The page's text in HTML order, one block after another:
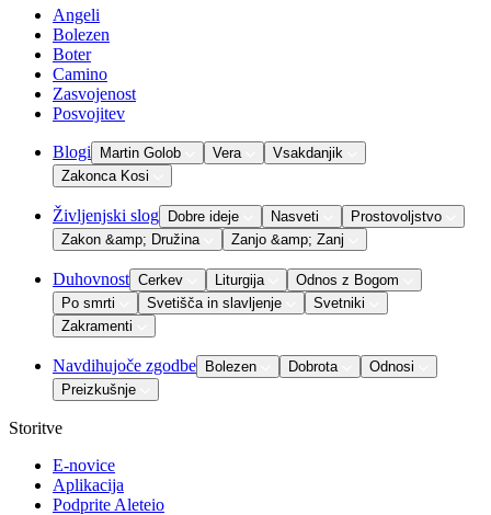
Angeli
Bolezen
Boter
Camino
Zasvojenost
Posvojitev
Blogi Martin Golob Vera
Vsakdanjik
Zakonca Kosi
Življenjski slog Dobre ideje Nasveti
Prostovoljstvo
Zakon &amp; Družina
Zanjo &amp; Zanj
Duhovnost Cerkev Liturgija
Odnos z Bogom
Po smrti
Svetišča in slavljenje
Svetniki
Zakramenti
Navdihujoče zgodbe Bolezen Dobrota
Odnosi
Preizkušnje
Storitve
E-novice
Aplikacija
Podprite Aleteio